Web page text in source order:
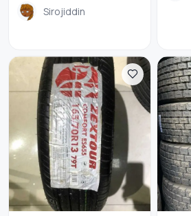
Sirojiddin